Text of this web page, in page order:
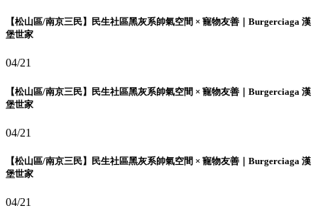
【松山區/南京三民】民生社區黑灰系帥氣空間 × 寵物友善｜Burgerciaga 漢
堡世家
04/21
【松山區/南京三民】民生社區黑灰系帥氣空間 × 寵物友善｜Burgerciaga 漢
堡世家
04/21
【松山區/南京三民】民生社區黑灰系帥氣空間 × 寵物友善｜Burgerciaga 漢
堡世家
04/21